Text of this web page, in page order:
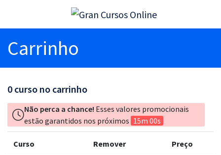
Carrinho
0 curso no carrinho
Não perca a chance! Esses valores promocionais
estão garantidos nos próximos 15m 00s
Curso Remover Preço